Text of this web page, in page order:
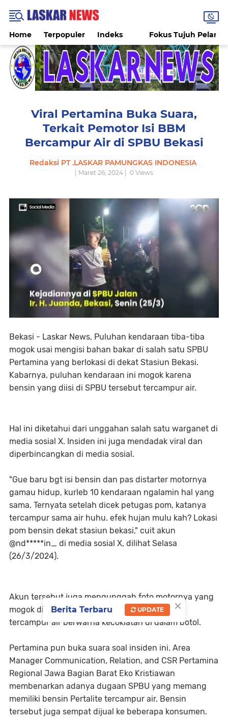
Home Terpopuler Indeks Fokus Tujuh
Viral Pertamina Buka Suara,
Terkait Pemotor Isi BBM
Bercampur Air di SPBU Bekasi
Redaksi PT .LASKAR PAMUNGKAS INDONESIA
| Maret 26, 2024 | 0 Views
Bekasi - Laskar News, Puluhan kendaraan tiba-tiba
mogok usai mengisi bahan bakar di salah satu SPBU
Pertamina yang berlokasi di dekat Stasiun Bekasi.
Kabarnya, puluhan kendaraan ini mogok karena
bensin yang diisi di SPBU tersebut tercampur air.
Hal ini diketahui dari unggahan salah satu warganet di
media sosial X. Insiden ini juga mendadak viral dan
diperbincangkan di media sosial.
"Gue baru bgt isi bensin dan pas distarter motornya
gamau hidup, kurleb 10 kendaraan ngalamin hal yang
sama. Ternyata setelah dicek petugas pom, katanya
tercampur sama air huhu. efek hujan mulu kah? Lokasi
pom bensin dekat stasiun bekasi," cuit akun
@nd*****in_ di media sosial X, dilihat Selasa
(26/3/2024).
Akun tersebut juga mengunggah foto motornya yang
mogok di depan SPBU, serta foto bukti bensin
tercampur air berwarna kecoklatan di dalam botol.
Pertamina pun buka suara soal insiden ini. Area
Manager Communication, Relation, and CSR Pertamina
Regional Jawa Bagian Barat Eko Kristiawan
membenarkan adanya dugaan SPBU yang memang
memiliki bensin Pertalite tercampur air. Bensin
tersebut juga sempat dijual ke beberapa konsumen.
×
Berita Terbaru UPDATE